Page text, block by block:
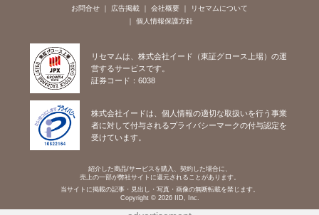
お問合せ 広告掲載 会社概要
リセマムについて
個人情報保護方針
リセマムは、株式会社イード（東証グロース上場）の運
営するサービスです。
証券コード：6038
株式会社イードは、個人情報の適切な取扱いを行う事業
者に対して付与されるプライバシーマークの付与認定を
受けています。
紹介した商品/サービスを購入、契約した場合に、
売上の一部が弊社サイトに還元されることがあります。
当サイトに掲載の記事・見出し・写真・画像の無断転載を禁じます。
Copyright © 2026 IID, Inc.